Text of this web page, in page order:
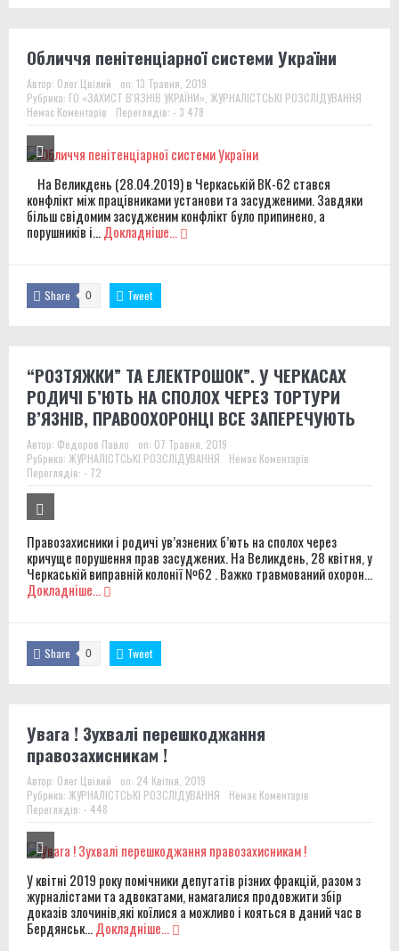
Обличчя пенітенціарної системи України
Автор: Олег Цвілий on: 13 Травня, 2019
Рубрика: ГО «ЗАХИСТ В'ЯЗНІВ УКРАЇНИ», ЖУРНАЛІСТСЬКІ РОЗСЛІДУВАННЯ
Немає Коментарів
Переглядів: - 3 478
На Великдень (28.04.2019) в Черкаській ВК-62 стався
конфлікт між працівниками установи та засудженими. Завдяки
більш свідомим засудженим конфлікт було припинено, а
порушників і...Докладніше...
Share 0 Tweet
“РОЗТЯЖКИ” ТА ЕЛЕКТРОШОК”. У ЧЕРКАСАХ
РОДИЧІ Б’ЮТЬ НА СПОЛОХ ЧЕРЕЗ ТОРТУРИ
В’ЯЗНІВ, ПРАВООХОРОНЦІ ВСЕ ЗАПЕРЕЧУЮТЬ
Автор: Федоров Павло on: 07 Травня, 2019
Рубрика: ЖУРНАЛІСТСЬКІ РОЗСЛІДУВАННЯ
Немає Коментарів
Переглядів: - 72
Правозахисники і родичі ув’язнених б’ють на сполох через
кричуще порушення прав засуджених. На Великдень, 28 квітня, у
Черкаській виправній колонії №62 . Важко травмований охорон...
Докладніше...
Share 0 Tweet
Увага ! Зухвалі перешкоджання
правозахисникам !
Автор: Олег Цвілий on: 24 Квітня, 2019
Рубрика: ЖУРНАЛІСТСЬКІ РОЗСЛІДУВАННЯ
Немає Коментарів
Переглядів: - 448
У квітні 2019 року помічники депутатів різних фракцій, разом з
журналістами та адвокатами, намагалися продовжити збір
доказів злочинів,які коїлися а можливо і кояться в даний час в
Бердянськ...Докладніше...